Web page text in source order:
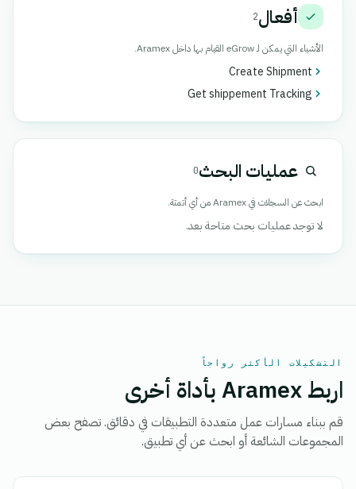
أفعال2
الأشياء التي يمكن لـ eGrow القيام بها داخل Aramex.
Create Shipment
Get shippement Tracking
عمليات البحث0
ابحث عن السجلات في Aramex من أي أتمتة.
لا توجد عمليات بحث متاحة بعد.
التشكيلات الأكثر رواجاً
اربط Aramex بأداة أخرى
قم ببناء مسارات عمل متعددة التطبيقات في دقائق. تصفح بعض
المجموعات الشائعة أو ابحث عن أي تطبيق.